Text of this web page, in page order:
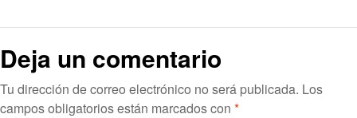
Deja un comentario
Tu dirección de correo electrónico no será publicada. Los
campos obligatorios están marcados con *